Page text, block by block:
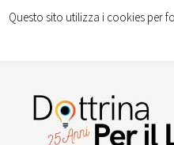
Questo sito utilizza i cookies per